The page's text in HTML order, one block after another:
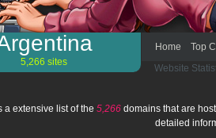
Home Top
5,266 sites
Website
a extensive list of the 5,266domains that are
detailed